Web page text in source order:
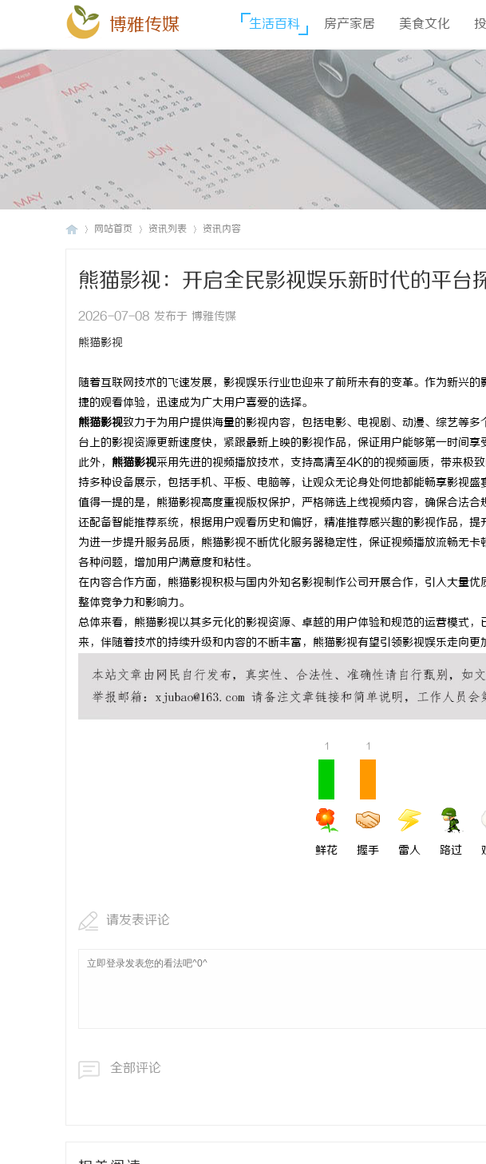
博雅传媒 生活百科 房产家居 美食文化
网站首页 资讯列表 资讯内容
熊猫影视：开启全民影视娱乐新时代的平台
2026-07-08 发布于 博雅传媒
熊猫影视
随着互联网技术的飞速发展，影视娱乐行业也迎来了前所未有的变革。作为新兴的
捷的观看体验，迅速成为广大用户喜爱的选择。
熊猫影视致力于为用户提供海量的影视内容，包括电影、电视剧、动漫、综艺等
台上的影视资源更新速度快，紧跟最新上映的影视作品，保证用户能够第一时间享
此外， 熊猫影视采用先进的视频播放技术，支持高清至4K的的视频画质，带来极
持多种设备展示，包括手机、平板、电脑等，让观众无论身处何地都能畅享影视盛
值得一提的是，熊猫影视高度重视版权保护，严格筛选上线视频内容，确保合法
还配备智能推荐系统，根据用户观看历史和偏好，精准推荐感兴趣的影视作品，提
为进一步提升服务品质，熊猫影视不断优化服务器稳定性，保证视频播放流畅无
各种问题，增加用户满意度和粘性。
在内容合作方面，熊猫影视积极与国内外知名影视制作公司开展合作，引入大量
整体竞争力和影响力。
总体来看，熊猫影视以其多元化的影视资源、卓越的用户体验和规范的运营模式
来，伴随着技术的持续升级和内容的不断丰富，熊猫影视有望引领影视娱乐走向更
1
鲜花
1
握手 雷人 路过
请发表评论
全部评论